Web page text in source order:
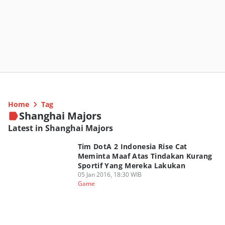
Home Tag
Shanghai Majors
Latest in Shanghai Majors
Tim DotA 2 Indonesia Rise Cat
Meminta Maaf Atas Tindakan Kurang
Sportif Yang Mereka Lakukan
05 Jan 2016, 18:30 WIB
Game